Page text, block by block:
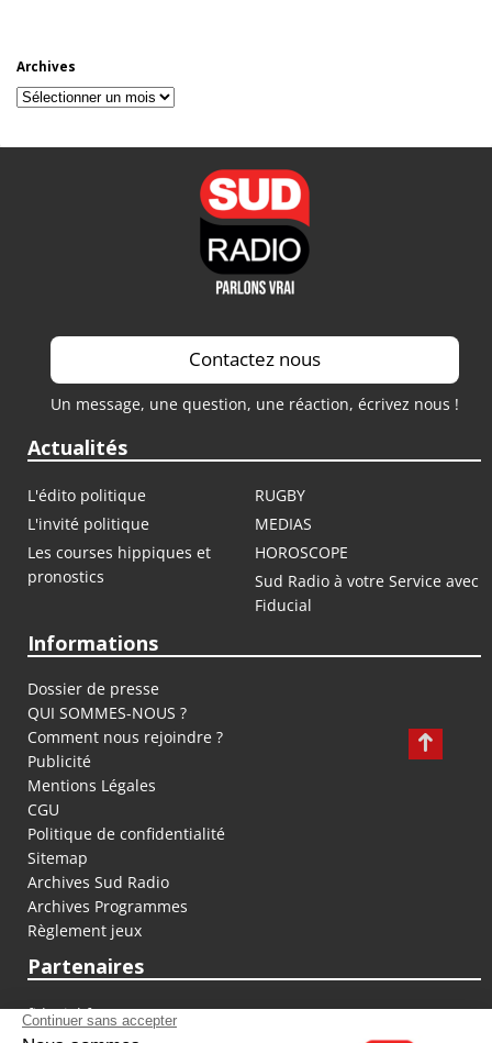
Archives
Archives
Contactez nous
Un message, une question, une réaction, écrivez nous !
Actualités
L'édito politique
RUGBY
L'invité politique
MEDIAS
Les courses hippiques et
pronostics
HOROSCOPE
Sud Radio à votre Service avec
Fiducial
Informations
Dossier de presse
QUI SOMMES-NOUS ?
Comment nous rejoindre ?
Publicité
Mentions Légales
CGU
Politique de confidentialité
Sitemap
Archives Sud Radio
Archives Programmes
Règlement jeux
Partenaires
fiducial.fr